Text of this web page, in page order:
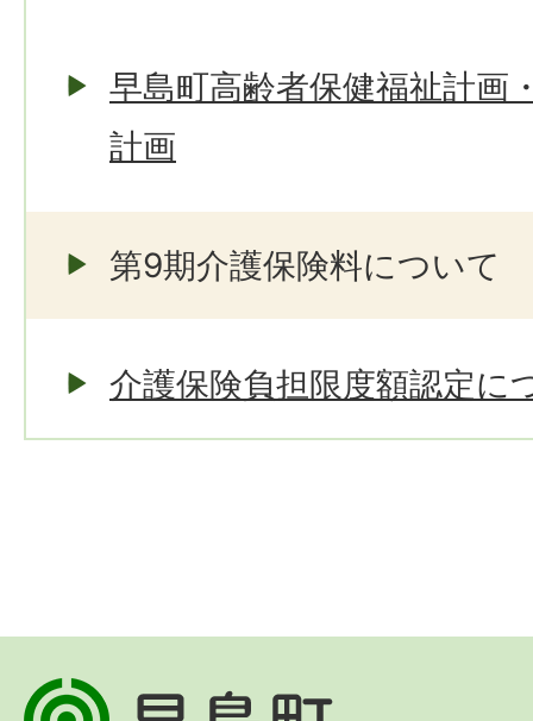
早島町高齢者保健福祉計画
計画
第9期介護保険料について
介護保険負担限度額認定に
早